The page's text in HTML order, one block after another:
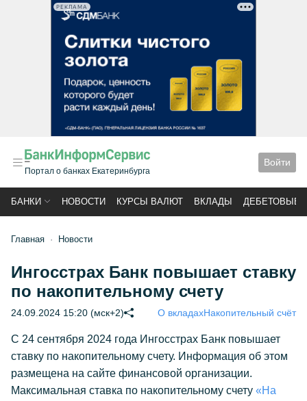
РЕКЛАМА
Портал о банках Екатеринбурга
Войти
БАНКИ НОВОСТИ КУРСЫ ВАЛЮТ ВКЛАДЫ ДЕБЕТОВЫЕ
Главная Новости
Ингосстрах Банк повышает ставку
по накопительному счету
24.09.2024 15:20 (мск+2) О вкладахНакопительный счёт
С 24 сентября 2024 года Ингосстрах Банк повышает
ставку по накопительному счету. Информация об этом
размещена на сайте финансовой организации.
Максимальная ставка по накопительному счету «На